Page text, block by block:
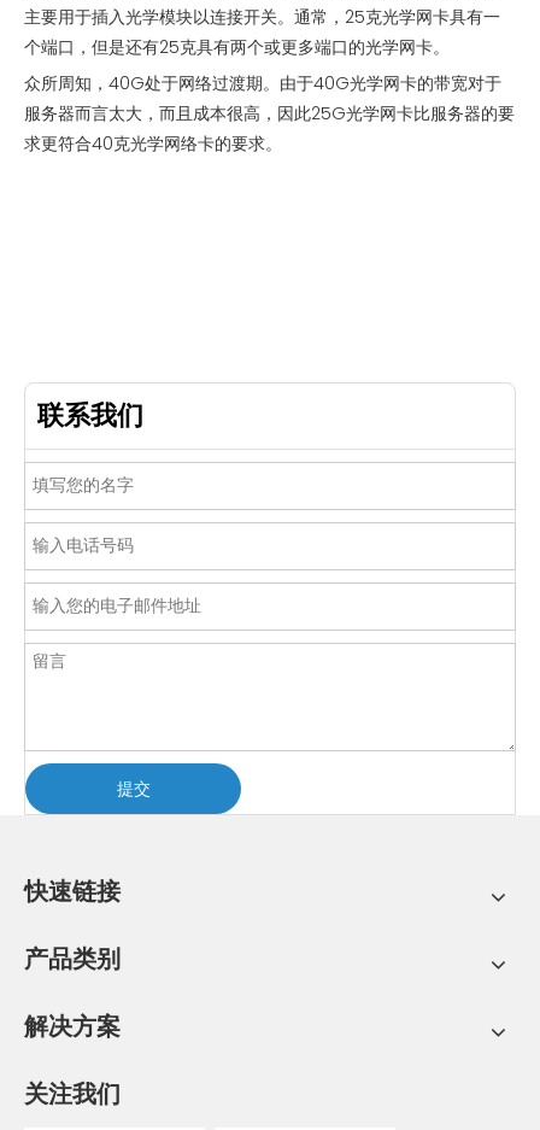
主要用于插入光学模块以连接开关。通常，25克光学网卡具有一
个端口，但是还有25克具有两个或更多端口的光学网卡。
众所周知，40G处于网络过渡期。由于40G光学网卡的带宽对于
服务器而言太大，而且成本很高，因此25G光学网卡比服务器的要
求更符合40克光学网络卡的要求。
联系我们
提交
快速链接
产品类别
解决方案
关注我们